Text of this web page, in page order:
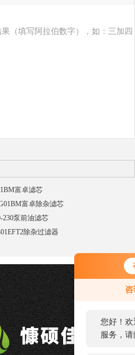
咨
您好！
服务，
您好，
了需求产
（填写阿拉伯数字），如：三加四
富卓滤芯
富卓除杂滤芯
230泵前油滤芯
除杂过滤器